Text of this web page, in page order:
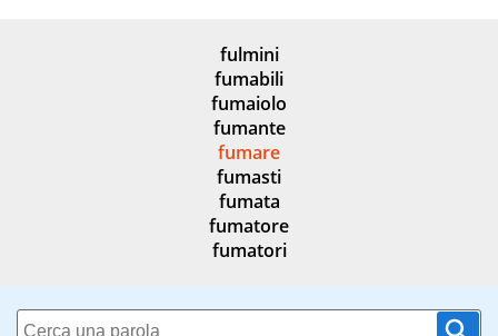
fulmini
fumabili
fumaiolo
fumante
fumare
fumasti
fumata
fumatore
fumatori